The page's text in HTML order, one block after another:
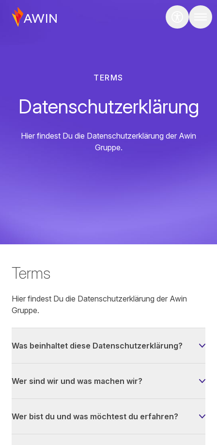
TERMS
Datenschutzerklärung
Hier findest Du die Datenschutzerklärung der Awin
Gruppe.
Terms
Hier findest Du die Datenschutzerklärung der Awin
Gruppe.
Was beinhaltet diese Datenschutzerklärung?
Wer sind wir und was machen wir?
Wer bist du und was möchtest du erfahren?